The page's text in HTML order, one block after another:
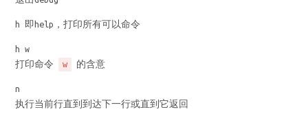
h 即help，打印所有可以命令
h w
打印命令
w 的含意
n
执行当前行直到到达下一行或直到它返回